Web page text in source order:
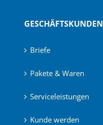
GESCHÄFTSKUNDEN
Briefe
Pakete & Waren
Serviceleistungen
Kunde werden